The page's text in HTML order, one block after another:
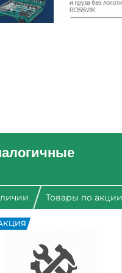
Товары по акции